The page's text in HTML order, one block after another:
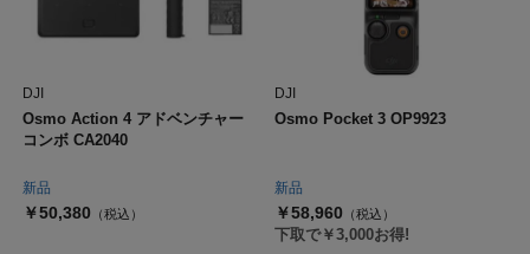
新品
DJI
Osmo Action 4 アドベンチャー
コンボ CA2040
￥50,380 （税込）
新品
DJI
Osmo Pocket 3 OP9923
￥58,960 （税込）
下取で￥3,000お得!